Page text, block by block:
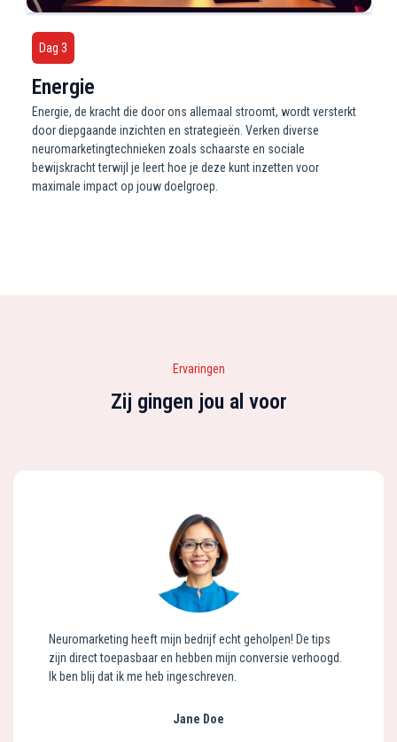
Dag 3
Energie
Energie, de kracht die door ons allemaal stroomt, wordt versterkt
door diepgaande inzichten en strategieën. Verken diverse
neuromarketingtechnieken zoals schaarste en sociale
bewijskracht terwijl je leert hoe je deze kunt inzetten voor
maximale impact op jouw doelgroep.
Ervaringen
Zij gingen jou al voor
Neuromarketing heeft mijn bedrijf echt geholpen! De tips
zijn direct toepasbaar en hebben mijn conversie verhoogd.
Ik ben blij dat ik me heb ingeschreven.
Jane Doe